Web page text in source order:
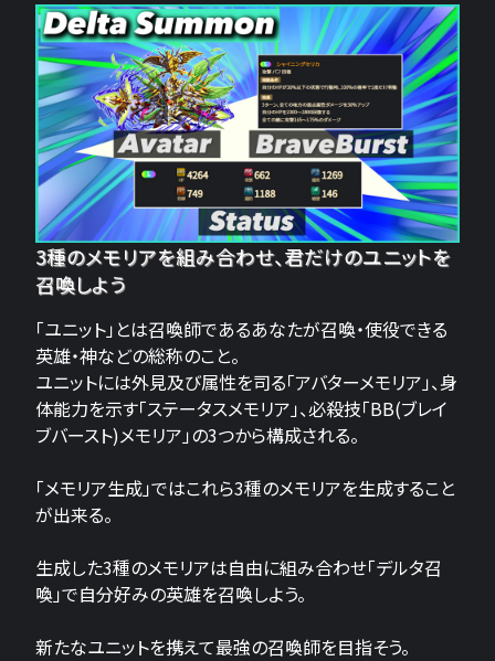
3種のメモリアを組み合わせ、君だけのユニットを
召喚しよう
「ユニット」とは召喚師であるあなたが召喚・使役できる
英雄・神などの総称のこと。
ユニットには外見及び属性を司る「アバターメモリア」、身
体能力を示す「ステータスメモリア」、必殺技「BB(ブレイ
ブバースト)メモリア」の3つから構成される。
「メモリア生成」ではこれら3種のメモリアを生成すること
が出来る。
生成した3種のメモリアは自由に組み合わせ「デルタ召
喚」で自分好みの英雄を召喚しよう。
新たなユニットを携えて最強の召喚師を目指そう。